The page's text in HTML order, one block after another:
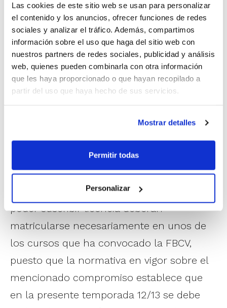
Las cookies de este sitio web se usan para personalizar
el contenido y los anuncios, ofrecer funciones de redes
sociales y analizar el tráfico. Además, compartimos
información sobre el uso que haga del sitio web con
nuestros partners de redes sociales, publicidad y análisis
web, quienes pueden combinarla con otra información
que les haya proporcionado o que hayan recopilado a
partir del uso que haya hecho de sus servicios.
Mostrar detalles
Permitir todas
Personalizar
son:
IV Curso de Entrenador Nivel 2 –
Valencia.
V Curso de Entrenador Nivel 2 –
Alicante.
Por otra parte, todas aquellas personas
que hayan adquirido este año el
compromiso de realización del Curso para
poder suscribir licencia deberán
matricularse necesariamente en unos de
los cursos que ha convocado la FBCV,
puesto que la normativa en vigor sobre el
mencionado compromiso establece que
en la presente temporada 12/13 se debe